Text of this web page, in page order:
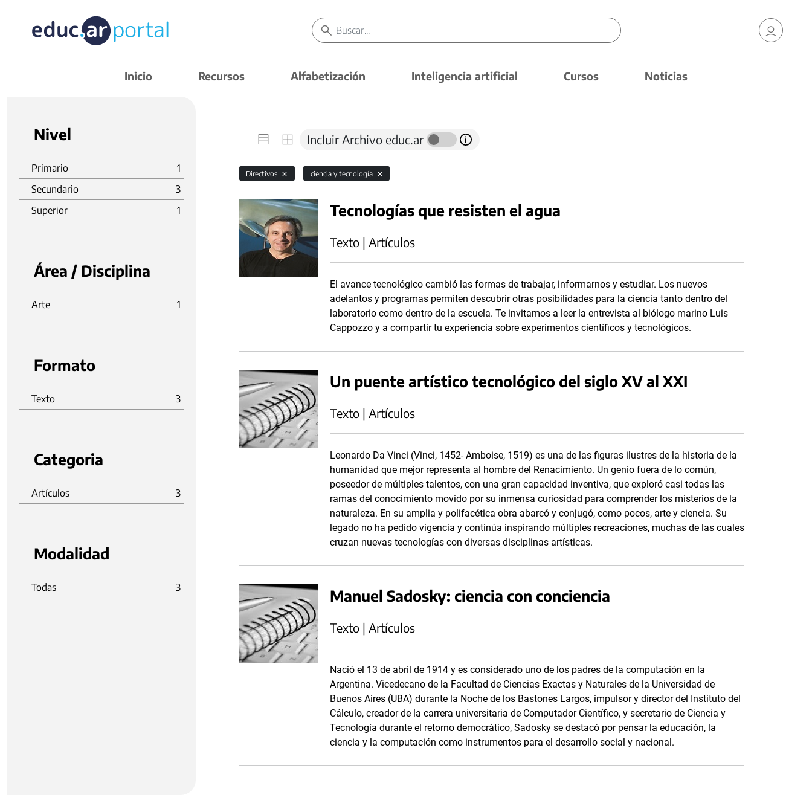
Inicio Recursos Alfabetización Inteligencia artificial Cursos Noticias
Nivel
Primario
1
Secundario
3
Superior
1
Área / Disciplina
Arte 1
Formato
Texto 3
Categoria
Artículos 3
Modalidad
Todas 3
Incluir Archivo educ.ar
Directivos ciencia y tecnología
Tecnologías que resisten el agua
Texto | Artículos
El avance tecnológico cambió las formas de trabajar, informarnos y estudiar. Los nuevos
adelantos y programas permiten descubrir otras posibilidades para la ciencia tanto dentro del
laboratorio como dentro de la escuela. Te invitamos a leer la entrevista al biólogo marino Luis
Cappozzo y a compartir tu experiencia sobre experimentos científicos y tecnológicos.
Un puente artístico tecnológico del siglo XV al XXI
Texto | Artículos
Leonardo Da Vinci (Vinci, 1452- Amboise, 1519) es una de las figuras ilustres de la historia de la
humanidad que mejor representa al hombre del Renacimiento. Un genio fuera de lo común,
poseedor de múltiples talentos, con una gran capacidad inventiva, que exploró casi todas las
ramas del conocimiento movido por su inmensa curiosidad para comprender los misterios de la
naturaleza. En su amplia y polifacética obra abarcó y conjugó, como pocos, arte y ciencia. Su
legado no ha pedido vigencia y continúa inspirando múltiples recreaciones, muchas de las cuales
cruzan nuevas tecnologías con diversas disciplinas artísticas.
Manuel Sadosky: ciencia con conciencia
Texto | Artículos
Nació el 13 de abril de 1914 y es considerado uno de los padres de la computación en la
Argentina. Vicedecano de la Facultad de Ciencias Exactas y Naturales de la Universidad de
Buenos Aires (UBA) durante la Noche de los Bastones Largos, impulsor y director del Instituto del
Cálculo, creador de la carrera universitaria de Computador Científico, y secretario de Ciencia y
Tecnología durante el retorno democrático, Sadosky se destacó por pensar la educación, la
ciencia y la computación como instrumentos para el desarrollo social y nacional.